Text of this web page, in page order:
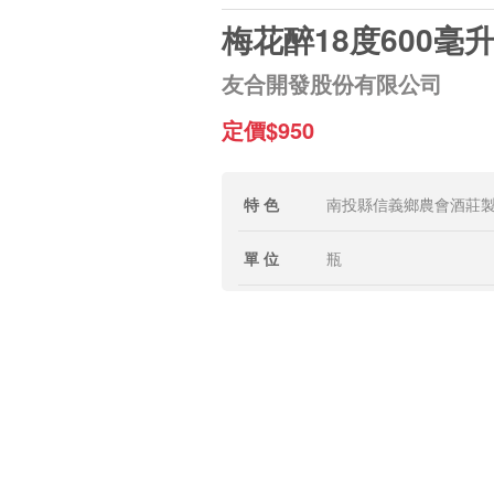
梅花醉18度600毫升
友合開發股份有限公司
定價$950
特 色 南投縣信義鄉農會酒莊
單 位 瓶